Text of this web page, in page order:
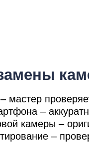
мастер
–
камеры –
–